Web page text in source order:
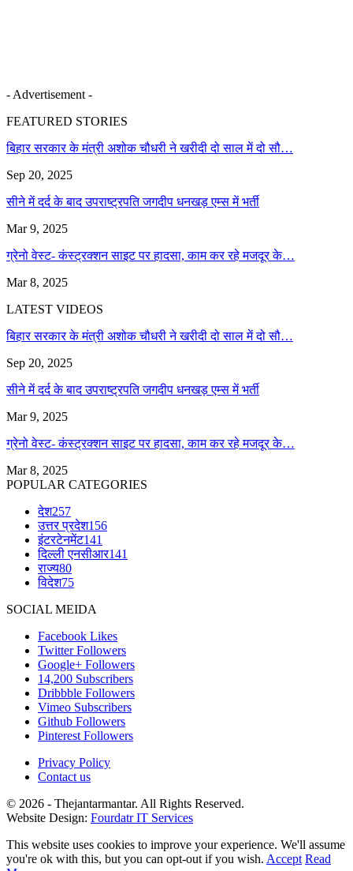
- Advertisement -
FEATURED STORIES
बिहार सरकार के मंत्री अशोक चौधरी ने खरीदी दो साल में दो सौ…
Sep 20, 2025
सीने में दर्द के बाद उपराष्ट्रपति जगदीप धनखड़ एम्स में भर्ती
Mar 9, 2025
ग्रेनो वेस्ट- कंस्ट्रक्शन साइट पर हादसा, काम कर रहे मजदूर के…
Mar 8, 2025
LATEST VIDEOS
बिहार सरकार के मंत्री अशोक चौधरी ने खरीदी दो साल में दो सौ…
Sep 20, 2025
सीने में दर्द के बाद उपराष्ट्रपति जगदीप धनखड़ एम्स में भर्ती
Mar 9, 2025
ग्रेनो वेस्ट- कंस्ट्रक्शन साइट पर हादसा, काम कर रहे मजदूर के…
Mar 8, 2025
POPULAR CATEGORIES
देश257
उत्तर प्रदेश156
इंटरटेनमेंट141
दिल्ली एनसीआर141
राज्य80
विदेश75
SOCIAL MEIDA
Facebook Likes
Twitter Followers
Google+ Followers
14,200 Subscribers
Dribbble Followers
Vimeo Subscribers
Github Followers
Pinterest Followers
Privacy Policy
Contact us
© 2026 - Thejantarmantar. All Rights Reserved.
Website Design: Fourdatr IT Services
This website uses cookies to improve your experience. We'll assume
you're ok with this, but you can opt-out if you wish. Accept Read